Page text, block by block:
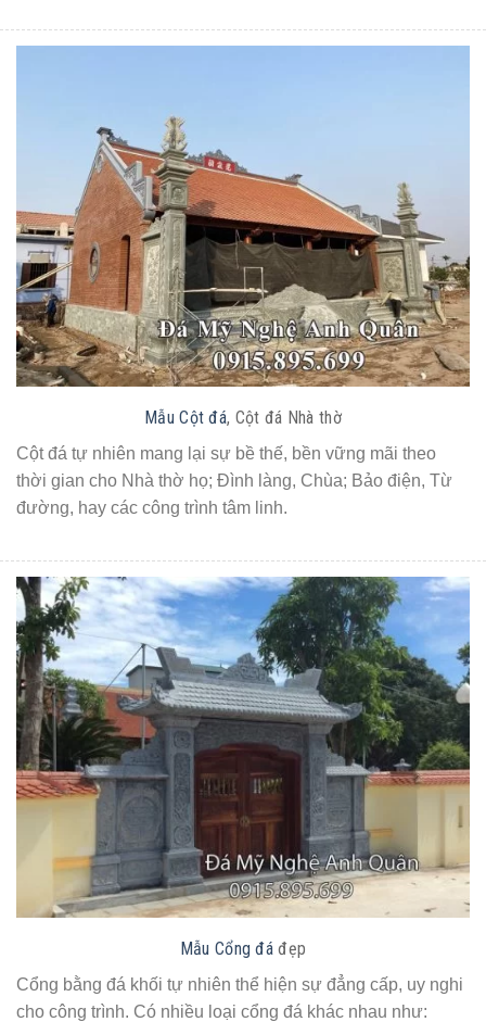
Mẫu Cột đá, Cột đá Nhà thờ
Cột đá tự nhiên mang lại sự bề thế, bền vững mãi theo
thời gian cho Nhà thờ họ; Đình làng, Chùa; Bảo điện, Từ
đường, hay các công trình tâm linh.
Mẫu Cổng đá đẹp
Cổng bằng đá khối tự nhiên thể hiện sự đẳng cấp, uy nghi
cho công trình. Có nhiều loại cổng đá khác nhau như: